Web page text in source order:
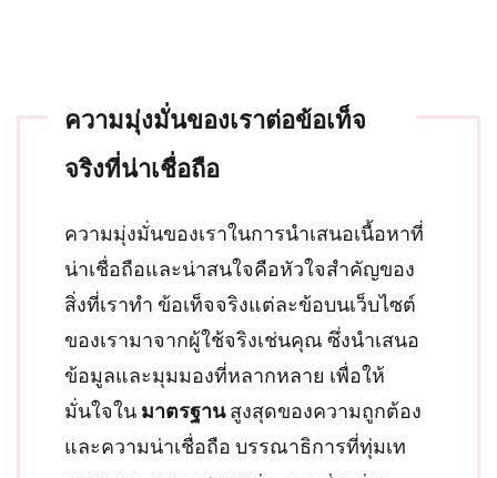
ความมุ่งมั่นของเราต่อข้อเท็จ
จริงที่น่าเชื่อถือ
ความมุ่งมั่นของเราในการนำเสนอเนื้อหาที่
น่าเชื่อถือและน่าสนใจคือหัวใจสำคัญของ
สิ่งที่เราทำ ข้อเท็จจริงแต่ละข้อบนเว็บไซต์
ของเรามาจากผู้ใช้จริงเช่นคุณ ซึ่งนำเสนอ
ข้อมูลและมุมมองที่หลากหลาย เพื่อให้
มั่นใจใน มาตรฐานสูงสุดของความถูกต้อง
และความน่าเชื่อถือ บรรณาธิการที่ทุ่มเท